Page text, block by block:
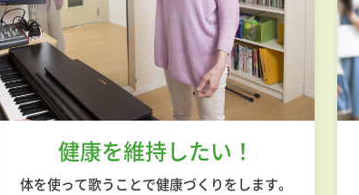
健康を維持したい！
体を使って歌うことで健康づくりをします。